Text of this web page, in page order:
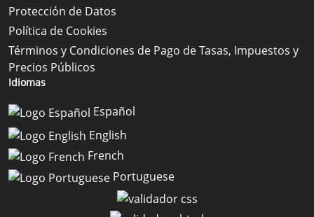
Protección de Datos
Política de Cookies
Términos y Condiciones de Pago de Tasas, Impuestos y
Precios Públicos
Idiomas
Español
English
French
Portuguese